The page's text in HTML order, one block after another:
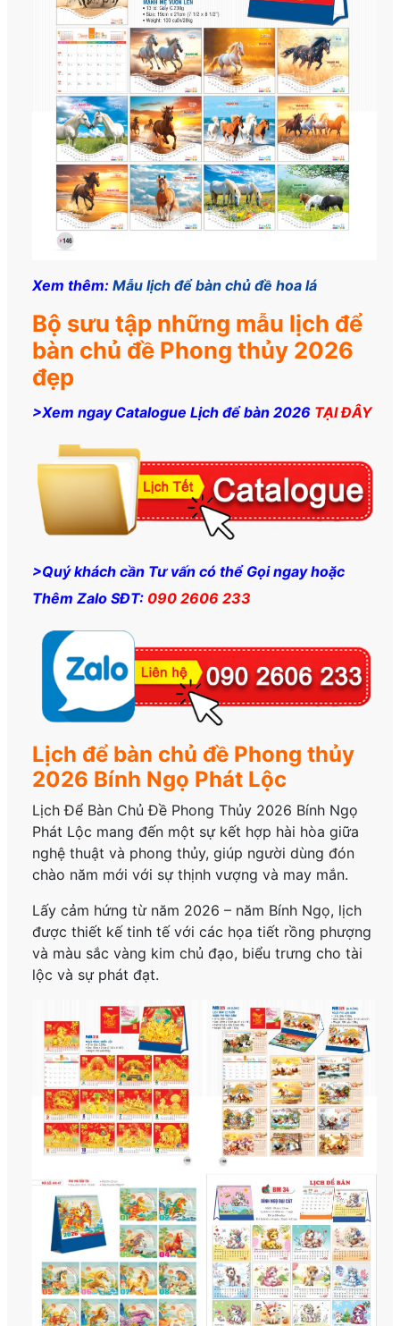
Xem thêm:Mẫu lịch để bàn chủ đề hoa lá
Bộ sưu tập những mẫu lịch để
bàn chủ đề Phong thủy 2026
đẹp
>Xem ngay Catalogue Lịch để bàn 2026 TẠI ĐÂY
>Quý khách cần Tư vấn có thể Gọi ngay hoặc
Thêm Zalo SĐT: 090 2606 233
Lịch để bàn chủ đề Phong thủy
2026 Bính Ngọ Phát Lộc
Lịch Để Bàn Chủ Đề Phong Thủy 2026 Bính Ngọ
Phát Lộc mang đến một sự kết hợp hài hòa giữa
nghệ thuật và phong thủy, giúp người dùng đón
chào năm mới với sự thịnh vượng và may mắn.
Lấy cảm hứng từ năm 2026 – năm Bính Ngọ, lịch
được thiết kế tinh tế với các họa tiết rồng phượng
và màu sắc vàng kim chủ đạo, biểu trưng cho tài
lộc và sự phát đạt.